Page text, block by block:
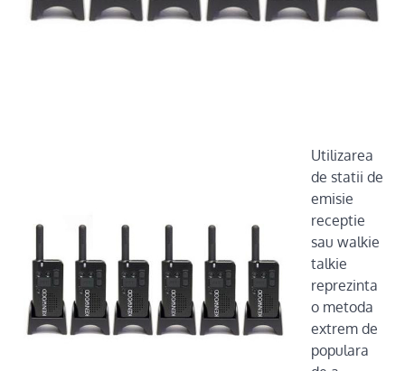
Utilizarea
de statii de
emisie
receptie
sau walkie
talkie
reprezinta
o metoda
extrem de
populara